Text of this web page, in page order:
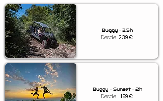
Buggy • 3.5h
Desde 239€
Buggy • Sunset • 2h
Desde 159€